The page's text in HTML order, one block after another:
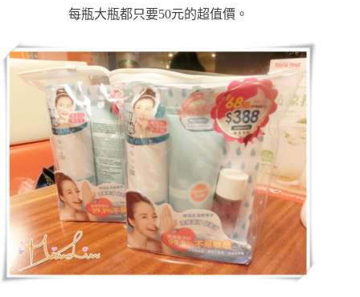
每瓶大瓶都只要50元的超值價。